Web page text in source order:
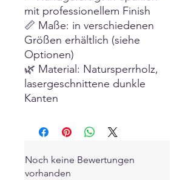
mit professionellem Finish
📏 Maße: in verschiedenen
Größen erhältlich (siehe
Optionen)
🌿 Material: Natursperrholz,
lasergeschnittene dunkle
Kanten
Noch keine Bewertungen
vorhanden